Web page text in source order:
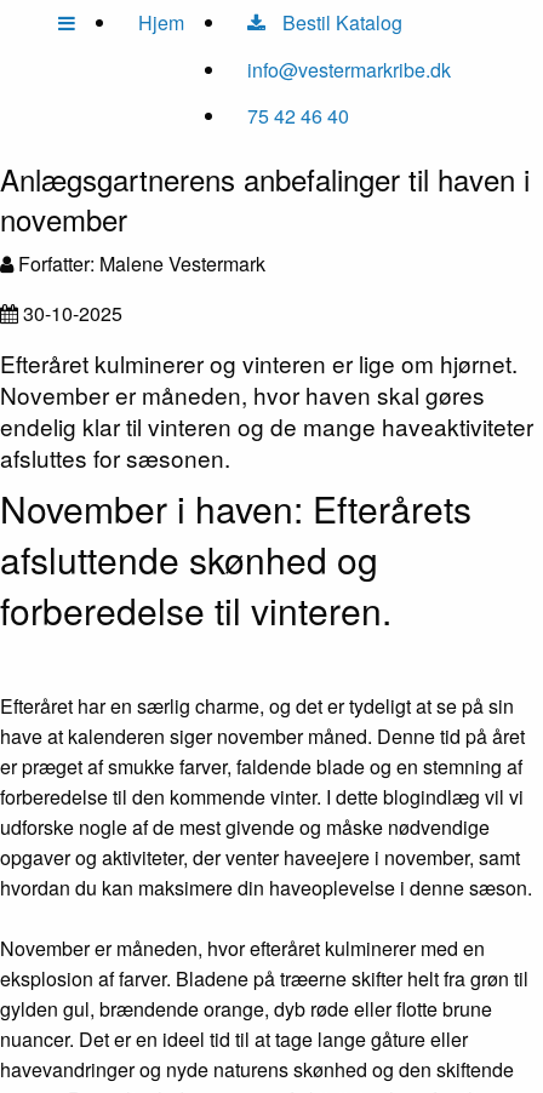
Hjem
Bestil Katalog
info@vestermarkribe.dk
75 42 46 40
Anlægsgartnerens anbefalinger til haven i
november
Forfatter: Malene Vestermark
30-10-2025
Efteråret kulminerer og vinteren er lige om hjørnet.
November er måneden, hvor haven skal gøres
endelig klar til vinteren og de mange haveaktiviteter
afsluttes for sæsonen.
November i haven: Efterårets
afsluttende skønhed og
forberedelse til vinteren.
Efteråret har en særlig charme, og det er tydeligt at se på sin
have at kalenderen siger november måned. Denne tid på året
er præget af smukke farver, faldende blade og en stemning af
forberedelse til den kommende vinter. I dette blogindlæg vil vi
udforske nogle af de mest givende og måske nødvendige
opgaver og aktiviteter, der venter haveejere i november, samt
hvordan du kan maksimere din haveoplevelse i denne sæson.
November er måneden, hvor efteråret kulminerer med en
eksplosion af farver. Bladene på træerne skifter helt fra grøn til
gylden gul, brændende orange, dyb røde eller flotte brune
nuancer. Det er en ideel tid til at tage lange gåture eller
havevandringer og nyde naturens skønhed og den skiftende